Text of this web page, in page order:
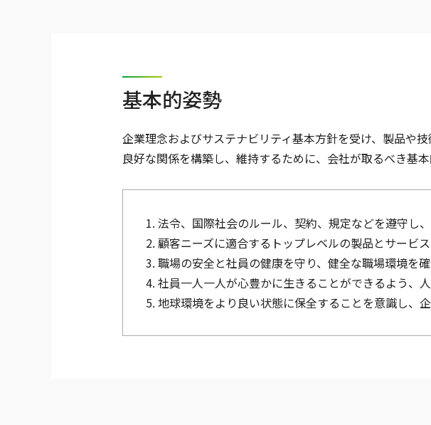
基本的姿勢
企業理念およびサステナビリティ基本方針を受け、製品や
良好な関係を構築し、維持するために、会社が取るべき基
1. 法令、国際社会のルール、契約、規定などを遵守し
2. 顧客ニーズに適合するトップレベルの製品とサービ
3. 職場の安全と社員の健康を守り、健全な職場環境を確
4. 社員一人一人が心豊かに生きることができるよう、
5. 地球環境をより良い状態に保全することを意識し、企